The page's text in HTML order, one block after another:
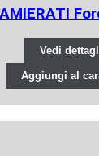
Vedi
Aggiungi al